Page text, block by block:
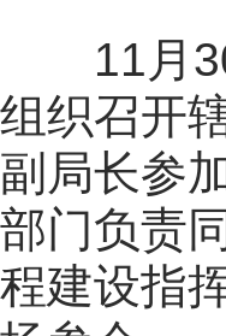
11月30
组织召开
副局长参
部门负责
程建设指
式